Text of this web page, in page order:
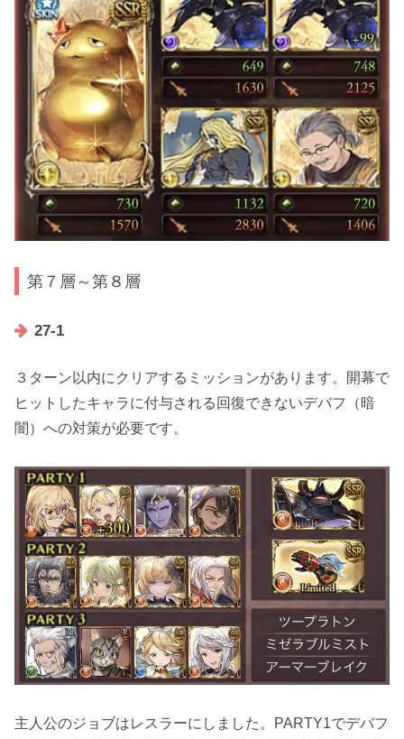
第７層～第８層
27-1
３ターン以内にクリアするミッションがあります。開幕で
ヒットしたキャラに付与される回復できないデバフ（暗
闇）への対策が必要です。
主人公のジョブはレスラーにしました。PARTY1でデバフ